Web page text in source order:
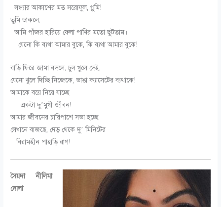
সন্ধ্যার আকাশের মত সরোফুল, গ্লুমি!
তুমি ডাকলে,
আমি পাঁজর হারিয়ে ফেলা পাখির মতো ছুটতাম।
যেনো কি ব্যথা আমার বুকে, কি ব্যথা আমার বুকে!
বাড়ি ফিরে জামা বদলে, চুল খুলে দেই,
যেনো খুলে দিচ্ছি নিজেকে, ভাঙা ক্যাসেটের ব্যথাকে!
আমাকে বয়ে নিয়ে যাচ্ছে
একটা দু’মুখী জীবন!
আমার জীবনের চারিপাশে সভা হচ্ছে
সেখানে বাজছে, দেড় থেকে দু’ মিনিটের
বিরামহীন পাহাড়ি রাগ!
সৈয়দা নীলিমা
দোলা